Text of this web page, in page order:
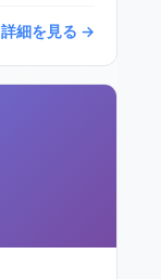
詳細を見る →